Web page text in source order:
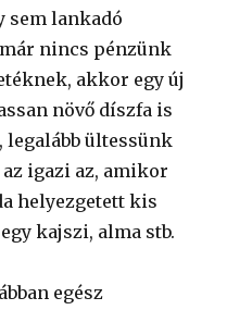
sem lankadó
nincs pénzünk
akkor egy új
növő díszfa is
legalább ültessünk
igazi az, amikor
helyezgetett kis
kajszi, alma stb.
egész